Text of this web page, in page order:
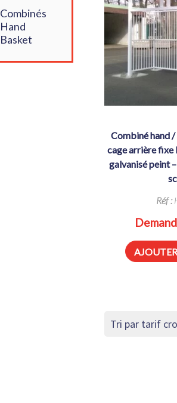
combiné hand / basket – facade et
cage arrière fixe
galvanisé peint
Réf :
Combinés
Hand
Basket